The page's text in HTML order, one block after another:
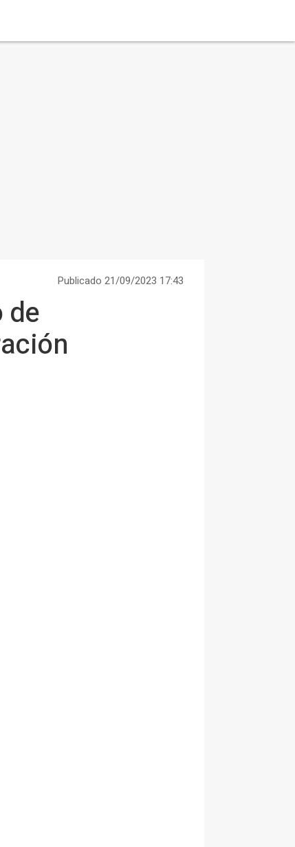
Publicado 21/09/2023 17:43
de